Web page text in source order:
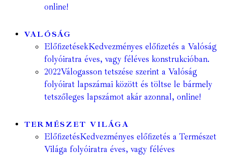
online!
VALÓSÁG
ElőfizetésekKedvezményes előfizetés a Valóság
folyóiratra éves, vagy féléves konstrukcióban.
2022Válogasson tetszése szerint a Valóság
folyóirat lapszámai között és töltse le bármely
tetszőleges lapszámot akár azonnal, online!
TERMÉSZET VILÁGA
ElőfizetésKedvezményes előfizetés a Természet
Világa folyóiratra éves, vagy féléves